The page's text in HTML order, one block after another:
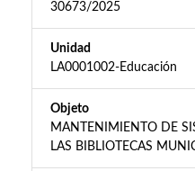
30673/2025
Unidad
LA0001002-Educación
Objeto
MANTENIMIENTO DE
LAS BIBLIOTECAS